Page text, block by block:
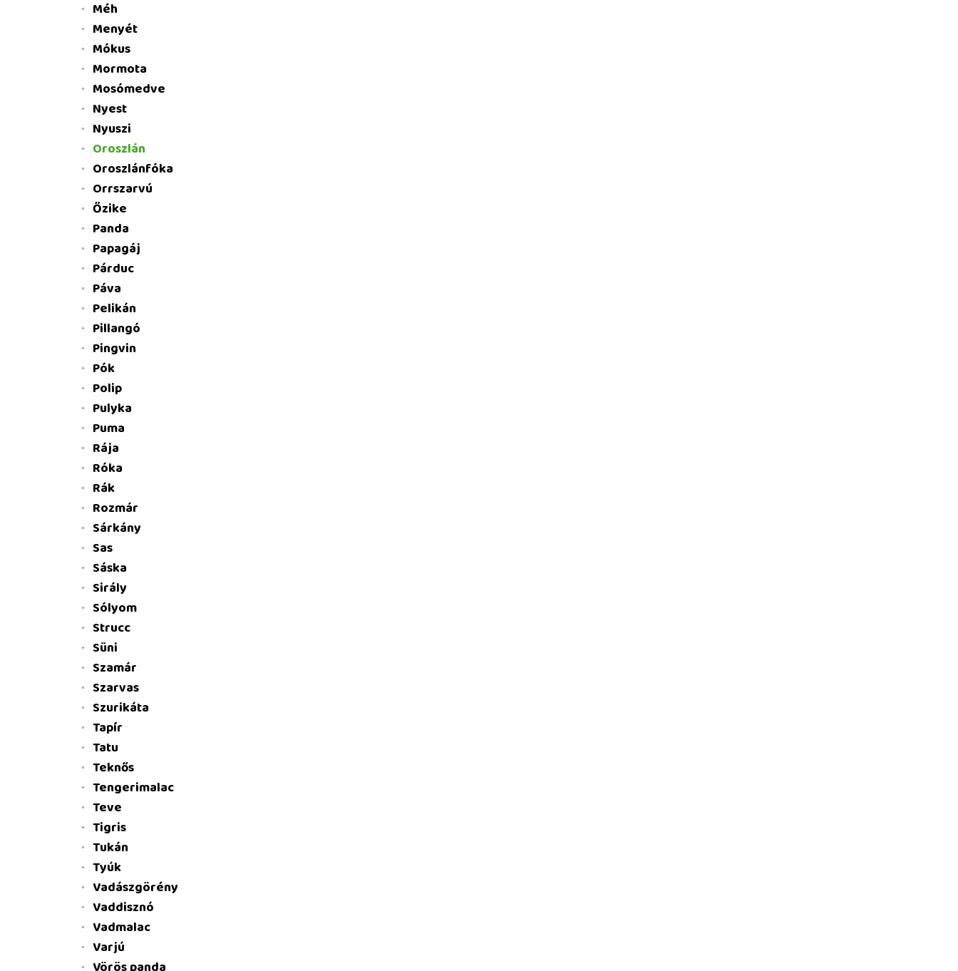
Méh
Menyét
Mókus
Mormota
Mosómedve
Nyest
Nyuszi
Oroszlán
Oroszlánfóka
Orrszarvú
Őzike
Panda
Papagáj
Párduc
Páva
Pelikán
Pillangó
Pingvin
Pók
Polip
Pulyka
Puma
Rája
Róka
Rák
Rozmár
Sárkány
Sas
Sáska
Sirály
Sólyom
Strucc
Süni
Szamár
Szarvas
Szurikáta
Tapír
Tatu
Teknős
Tengerimalac
Teve
Tigris
Tukán
Tyúk
Vadászgörény
Vaddisznó
Vadmalac
Varjú